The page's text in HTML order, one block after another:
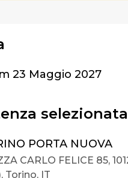
23 Maggio 2027
selezionata
PORTA NUOVA
CARLO FELICE 85,
Torino, IT